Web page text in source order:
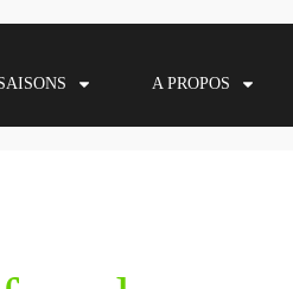
A PROPOS